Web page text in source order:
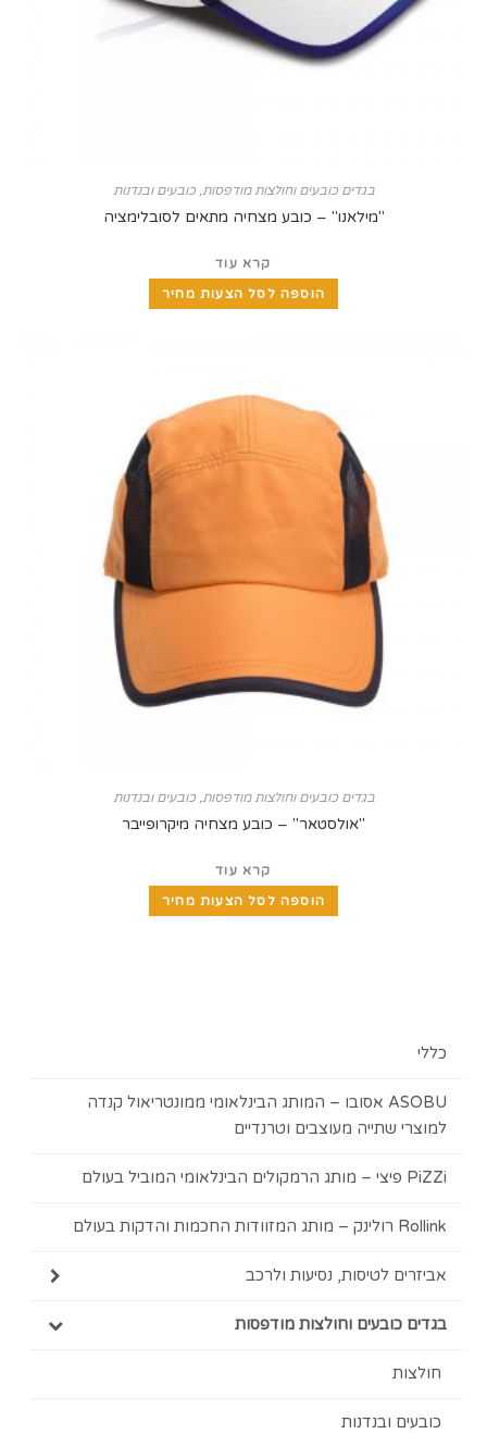
בגדים כובעים וחולצות מודפסות,כובעים ובנדנות
"מילאנו" – כובע מצחיה מתאים לסובלימציה
קרא עוד
הוספה לסל הצעות מחיר
בגדים כובעים וחולצות מודפסות,כובעים ובנדנות
"אולסטאר" – כובע מצחיה מיקרופייבר
קרא עוד
הוספה לסל הצעות מחיר
כללי
ASOBU אסובו – המותג הבינלאומי ממונטריאול קנדה
למוצרי שתייה מעוצבים וטרנדיים
PiZZi פיצי – מותג הרמקולים הבינלאומי המוביל בעולם
Rollink רולינק – מותג המזוודות החכמות והדקות בעולם
אביזרים לטיסות, נסיעות ולרכב
בגדים כובעים וחולצות מודפסות
חולצות
כובעים ובנדנות